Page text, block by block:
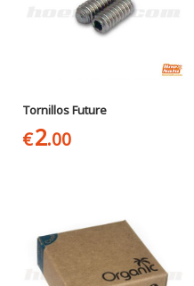
Tornillos Future
€2.00